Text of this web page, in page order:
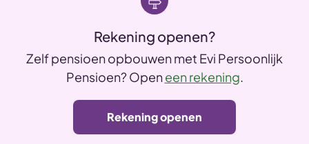
Rekening openen?
Zelf pensioen opbouwen met Evi Persoonlijk
Pensioen? Openeen rekening.
Rekening openen